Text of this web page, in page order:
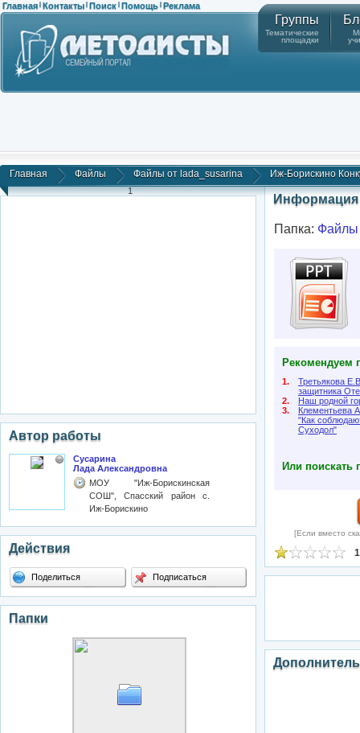
Главная | Контакты | Поиск | Помощь | Реклама
Группы
Тематические
площадки
Главная Файлы Файлы от lada_susarina Иж-Борискино
1
Автор работы
Сусарина
Лада Александровна
МОУ "Иж-Борискинская
СОШ", Спасский район с.
Иж-Борискино
Действия
Поделиться Подписаться
Папки
Информация
Папка: Файлы
Рекомендуем
1.
Третьякова
защитника
2.
Наш родной
3.
Клементьева
"Как
Суходол"
Или поискать
[Если вместо